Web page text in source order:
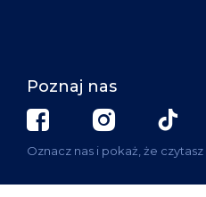
Poznaj nas
Oznacz nas i pokaż, że czytasz